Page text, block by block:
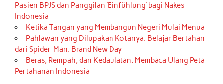
Pasien BPJS dan Panggilan ‘Einfühlung’ bagi Nakes
Indonesia
Ketika Tangan yang Membangun Negeri Mulai Menua
Pahlawan yang Dilupakan Kotanya: Belajar Bertahan
dari Spider-Man: Brand New Day
Beras, Rempah, dan Kedaulatan: Membaca Ulang Peta
Pertahanan Indonesia